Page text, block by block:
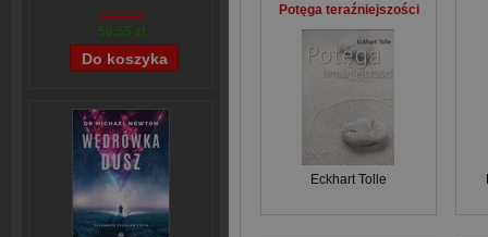
70,44 zł
56,55 zł
Potęga teraźniejszości
Eckhart Tolle